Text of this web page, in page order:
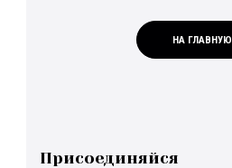
НА ГЛАВНУЮ
Присоединяйся